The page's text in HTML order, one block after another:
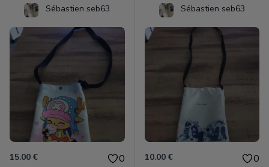
Sébastien seb63
15.00 € 0
Sébastien seb63
10.00 € 0